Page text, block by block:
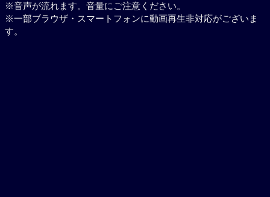
※音声が流れます。音量にご注意ください。
※一部ブラウザ・スマートフォンに動画再生非対応がございま
す。